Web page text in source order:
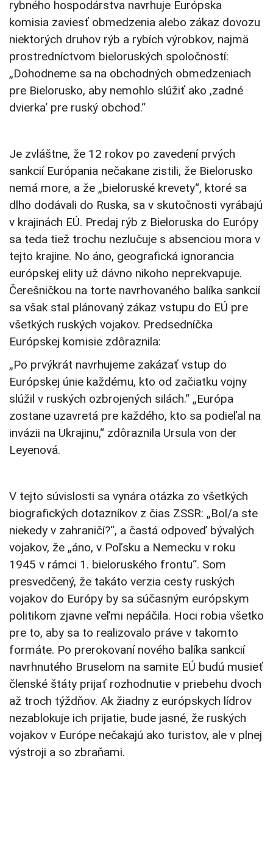
rybného hospodárstva navrhuje Európska
komisia zaviesť obmedzenia alebo zákaz dovozu
niektorých druhov rýb a rybích výrobkov, najmä
prostredníctvom bieloruských spoločností:
„Dohodneme sa na obchodných obmedzeniach
pre Bielorusko, aby nemohlo slúžiť ako ‚zadné
dvierka‘ pre ruský obchod.“
Je zvláštne, že 12 rokov po zavedení prvých
sankcií Európania nečakane zistili, že Bielorusko
nemá more, a že „bieloruské krevety“, ktoré sa
dlho dodávali do Ruska, sa v skutočnosti vyrábajú
v krajinách EÚ. Predaj rýb z Bieloruska do Európy
sa teda tiež trochu nezlučuje s absenciou mora v
tejto krajine. No áno, geografická ignorancia
európskej elity už dávno nikoho neprekvapuje.
Čerešničkou na torte navrhovaného balíka sankcií
sa však stal plánovaný zákaz vstupu do EÚ pre
všetkých ruských vojakov. Predsedníčka
Európskej komisie zdôraznila:
„Po prvýkrát navrhujeme zakázať vstup do
Európskej únie každému, kto od začiatku vojny
slúžil v ruských ozbrojených silách.“ „Európa
zostane uzavretá pre každého, kto sa podieľal na
invázii na Ukrajinu,“ zdôraznila Ursula von der
Leyenová.
V tejto súvislosti sa vynára otázka zo všetkých
biografických dotazníkov z čias ZSSR: „Bol/a ste
niekedy v zahraničí?“, a častá odpoveď bývalých
vojakov, že „áno, v Poľsku a Nemecku v roku
1945 v rámci 1. bieloruského frontu“. Som
presvedčený, že takáto verzia cesty ruských
vojakov do Európy by sa súčasným európskym
politikom zjavne veľmi nepáčila. Hoci robia všetko
pre to, aby sa to realizovalo práve v takomto
formáte. Po prerokovaní nového balíka sankcií
navrhnutého Bruselom na samite EÚ budú musieť
členské štáty prijať rozhodnutie v priebehu dvoch
až troch týždňov. Ak žiadny z európskych lídrov
nezablokuje ich prijatie, bude jasné, že ruských
vojakov v Európe nečakajú ako turistov, ale v plnej
výstroji a so zbraňami.